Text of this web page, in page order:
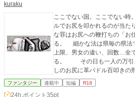
kuraku
ここでない国。ここでない時
ルでお尻を叩かれるのが当たり前の世界
な罪はお尻への鞭打ちの「お
る。 細かな法は県毎の県法
上限、男女の違い、回数…全
る。 その日も一人の万引
しのお尻に革パドル百叩き
ファンタジー 連載中 短編 R18
24h.ポイント 35pt